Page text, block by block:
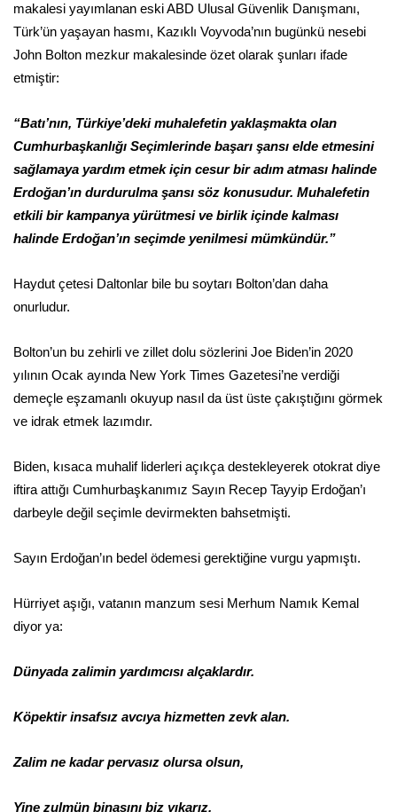
makalesi yayımlanan eski ABD Ulusal Güvenlik Danışmanı,
Türk’ün yaşayan hasmı, Kazıklı Voyvoda’nın bugünkü nesebi
John Bolton mezkur makalesinde özet olarak şunları ifade
etmiştir:
“Batı’nın, Türkiye’deki muhalefetin yaklaşmakta olan
Cumhurbaşkanlığı Seçimlerinde başarı şansı elde etmesini
sağlamaya yardım etmek için cesur bir adım atması halinde
Erdoğan’ın durdurulma şansı söz konusudur. Muhalefetin
etkili bir kampanya yürütmesi ve birlik içinde kalması
halinde Erdoğan’ın seçimde yenilmesi mümkündür.”
Haydut çetesi Daltonlar bile bu soytarı Bolton’dan daha
onurludur.
Bolton’un bu zehirli ve zillet dolu sözlerini Joe Biden’in 2020
yılının Ocak ayında New York Times Gazetesi’ne verdiği
demeçle eşzamanlı okuyup nasıl da üst üste çakıştığını görmek
ve idrak etmek lazımdır.
Biden, kısaca muhalif liderleri açıkça destekleyerek otokrat diye
iftira attığı Cumhurbaşkanımız Sayın Recep Tayyip Erdoğan’ı
darbeyle değil seçimle devirmekten bahsetmişti.
Sayın Erdoğan’ın bedel ödemesi gerektiğine vurgu yapmıştı.
Hürriyet aşığı, vatanın manzum sesi Merhum Namık Kemal
diyor ya:
Dünyada zalimin yardımcısı alçaklardır.
Köpektir insafsız avcıya hizmetten zevk alan.
Zalim ne kadar pervasız olursa olsun,
Yine zulmün binasını biz yıkarız.